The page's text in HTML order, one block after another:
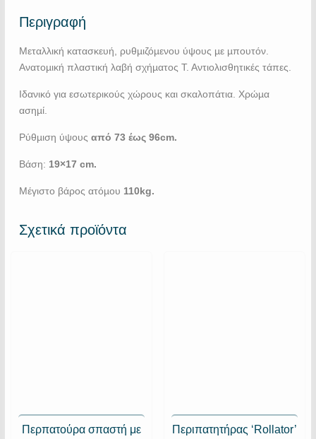
Περιγραφή
Μεταλλική κατασκευή, ρυθµιζόµενου ύψους µε µπουτόν.
Ανατοµική πλαστική λαβή σχήµατος Τ. Αντιολισθητικές τάπες.
Ιδανικό για εσωτερικούς χώρους και σκαλοπάτια. Χρώµα
ασηµί.
Ρύθµιση ύψους από 73 έως 96cm.
Βάση: 19×17 cm.
Mέγιστο βάρος ατόµου 110kg.
Σχετικά προϊόντα
Περπατούρα σπαστή με
Περιπατητήρας ‘Rollator’